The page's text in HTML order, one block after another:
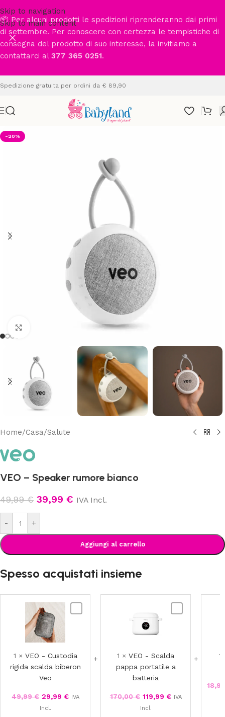
Skip to navigation
Skip to main content
📦 Per alcuni prodotti le spedizioni riprenderanno dai primi
di settembre. Per conoscere con certezza le tempistiche di
consegna del prodotto di suo interesse, la invitiamo a
contattarci al 377 365 0251.
Spedizione gratuita per ordini da € 89,90
-20%
Clicca per ingrandire
Home/Casa/Salute
VEO – Speaker rumore bianco
49,99€ 39,99 € IVA Incl.
- +
Aggiungi al carrello
Spesso acquistati insieme
scalda
biberon
1 × VEO - Custodia
rigida scalda biberon
Veo
49,99€ 29,99 € IVA
Incl.
1 × VEO - Scalda
pappa portatile a
batteria
170,00€ 119,99 € IVA
Incl.
1